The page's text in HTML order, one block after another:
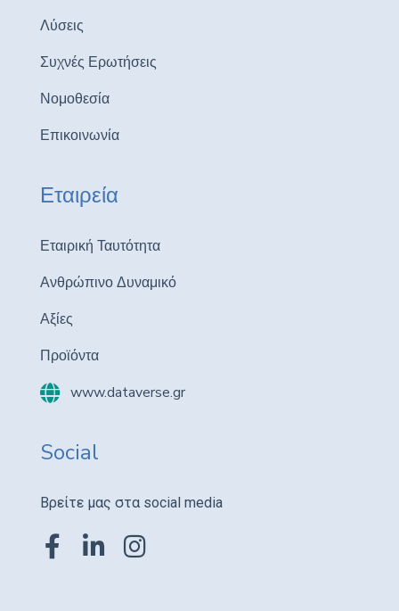
Λύσεις
Συχνές Ερωτήσεις
Νομοθεσία
Επικοινωνία
Εταιρεία
Εταιρική Ταυτότητα
Ανθρώπινο Δυναμικό
Αξίες
Προϊόντα
www.dataverse.gr
Social
Βρείτε μας στα social media